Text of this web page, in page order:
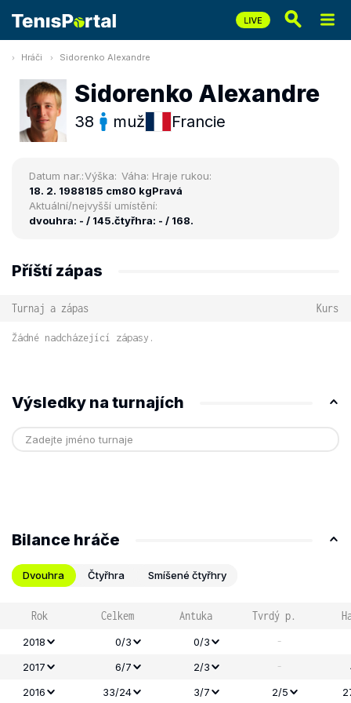
Hráči Sidorenko Alexandre
Sidorenko Alexandre
38 muž Francie
Datum nar.:
18. 2. 1988
Výška:
185 cm
Váha:
80 kg
Hraje rukou:
Pravá
Aktuální/nejvyšší umístění:
dvouhra: - / 145.čtyřhra: - / 168.
Příští zápas
Turnaj a zápas Kurs
Žádné nadcházející zápasy.
Výsledky na turnajích
Bilance hráče
Dvouhra Čtyřhra Smíšené čtyřhry
Rok Celkem Antuka Tvrdý p.
2018 0/3 0/3 -
2017 6/7 2/3 -
2016
33/24 3/7 2/5